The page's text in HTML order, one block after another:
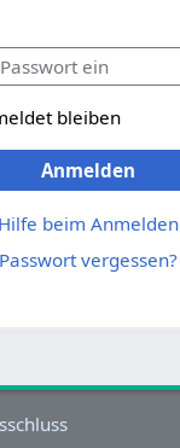
bleiben
Anmelden
Hilfe beim Anmelden
Passwort vergessen?